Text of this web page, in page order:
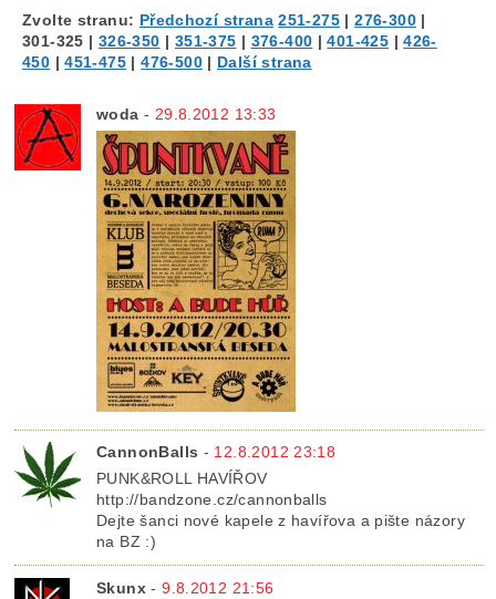
Zvolte stranu: Předchozí strana 251-275 |276-300|
301-325 | 326-350 | 351-375 | 376-400 |401-425 |426-
450 |451-475 |476-500| Další strana
woda - 29.8.2012 13:33
CannonBalls - 12.8.2012 23:18
PUNK&ROLL HAVÍŘOV
http://bandzone.cz/cannonballs
Dejte šanci nové kapele z havířova a pište názory
na BZ :)
Skunx -9.8.2012 21:56